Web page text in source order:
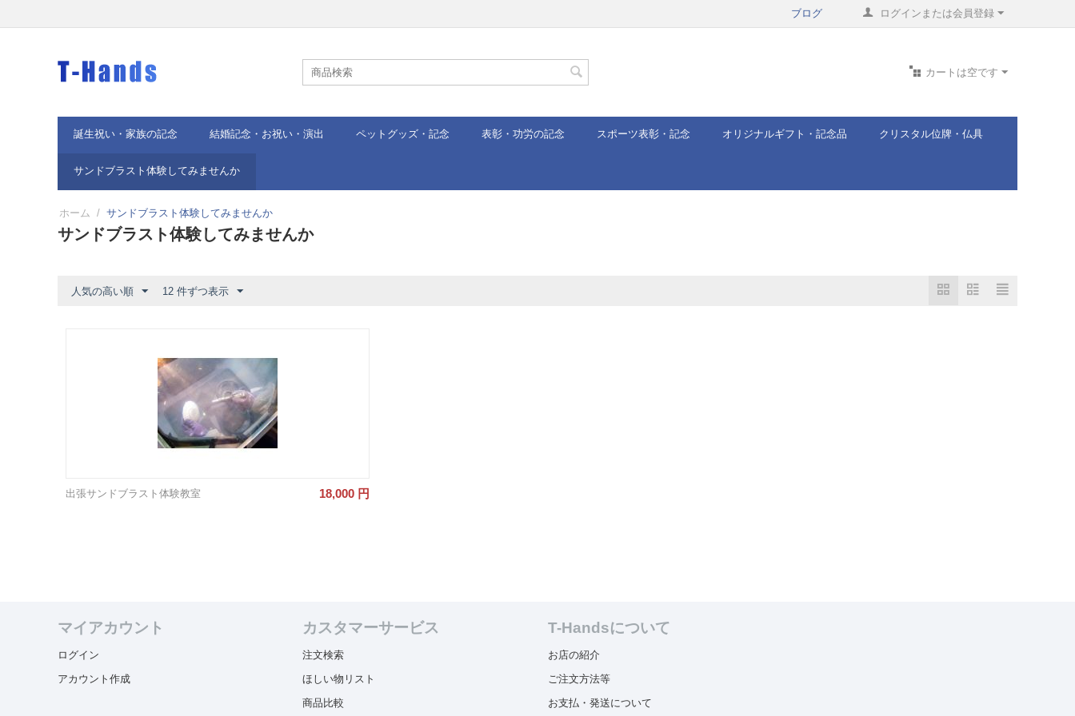
ログインまたは会員登録
ブログ
カートは空です
誕生祝い・家族の記念 結婚記念・お祝い・演出 ペットグッズ・記念 表彰・功労の記念 スポーツ表彰・記念 オリジナルギフト・記念品 クリスタル位牌・仏具
サンドブラスト体験してみませんか
ホーム / サンドブラスト体験してみませんか
サンドブラスト体験してみませんか
人気の高い順 12 件ずつ表示
出張サンドブラスト体験教室 18,000 円
マイアカウント
ログイン
アカウント作成
カスタマーサービス
注文検索
ほしい物リスト
商品比較
T-Handsについて
お店の紹介
ご注文方法等
お支払・発送について